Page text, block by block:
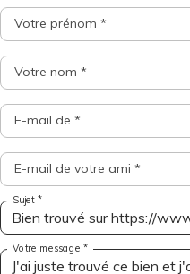
Votre prénom *
Votre nom *
E-mail de *
E-mail de votre ami *
Sujet *
Votre message *